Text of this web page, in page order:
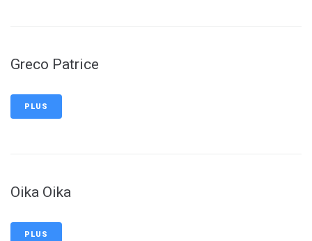
Greco Patrice
PLUS
Oika Oika
PLUS